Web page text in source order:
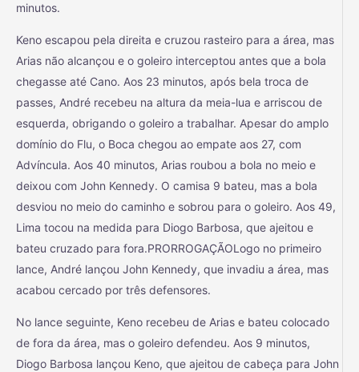
minutos.
Keno escapou pela direita e cruzou rasteiro para a área, mas
Arias não alcançou e o goleiro interceptou antes que a bola
chegasse até Cano. Aos 23 minutos, após bela troca de
passes, André recebeu na altura da meia-lua e arriscou de
esquerda, obrigando o goleiro a trabalhar. Apesar do amplo
domínio do Flu, o Boca chegou ao empate aos 27, com
Advíncula. Aos 40 minutos, Arias roubou a bola no meio e
deixou com John Kennedy. O camisa 9 bateu, mas a bola
desviou no meio do caminho e sobrou para o goleiro. Aos 49,
Lima tocou na medida para Diogo Barbosa, que ajeitou e
bateu cruzado para fora.PRORROGAÇÃOLogo no primeiro
lance, André lançou John Kennedy, que invadiu a área, mas
acabou cercado por três defensores.
No lance seguinte, Keno recebeu de Arias e bateu colocado
de fora da área, mas o goleiro defendeu. Aos 9 minutos,
Diogo Barbosa lançou Keno, que ajeitou de cabeça para John